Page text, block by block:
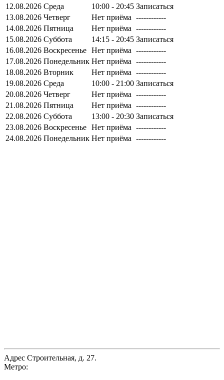
12.08.2026 Среда 10:00 - 20:45 Записаться
13.08.2026 Четверг Нет приёма ------------
14.08.2026 Пятница Нет приёма ------------
15.08.2026 Суббота 14:15 - 20:45 Записаться
16.08.2026 Воскресенье Нет приёма ------------
17.08.2026 Понедельник Нет приёма ------------
18.08.2026 Вторник Нет приёма ------------
19.08.2026 Среда 10:00 - 21:00 Записаться
20.08.2026 Четверг Нет приёма ------------
21.08.2026 Пятница Нет приёма ------------
22.08.2026 Суббота 13:00 - 20:30 Записаться
23.08.2026 Воскресенье Нет приёма ------------
24.08.2026 Понедельник Нет приёма ------------
Адрес Строительная, д. 27.
Метро: